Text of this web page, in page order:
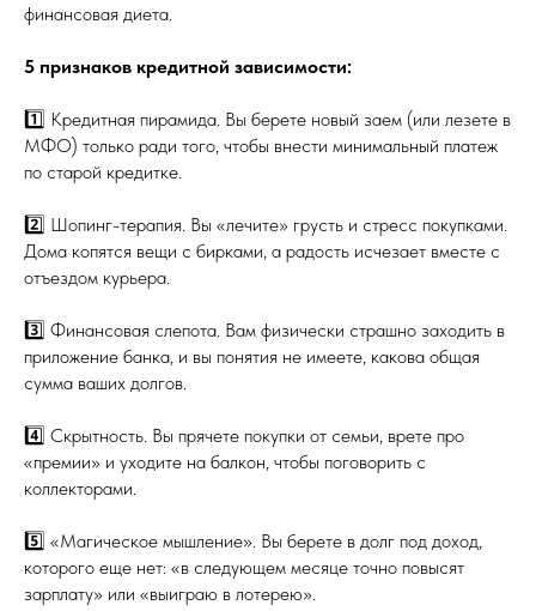
финансовая диета.
5 признаков кредитной зависимости:
1️⃣ Кредитная пирамида. Вы берете новый заем (или лезете в
МФО) только ради того, чтобы внести минимальный платеж
по старой кредитке.
2️⃣ Шопинг-терапия. Вы «лечите» грусть и стресс покупками.
Дома копятся вещи с бирками, а радость исчезает вместе с
отъездом курьера.
3️⃣ Финансовая слепота. Вам физически страшно заходить в
приложение банка, и вы понятия не имеете, какова общая
сумма ваших долгов.
4️⃣ Скрытность. Вы прячете покупки от семьи, врете про
«премии» и уходите на балкон, чтобы поговорить с
коллекторами.
5️⃣ «Магическое мышление». Вы берете в долг под доход,
которого еще нет: «в следующем месяце точно повысят
зарплату» или «выиграю в лотерею».